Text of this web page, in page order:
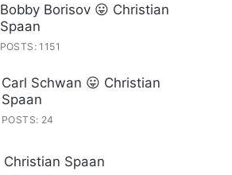
Bobby Borisov 😛 Christian
Spaan
POSTS: 1151
Carl Schwan 😛 Christian
Spaan
POSTS: 24
Christian Spaan